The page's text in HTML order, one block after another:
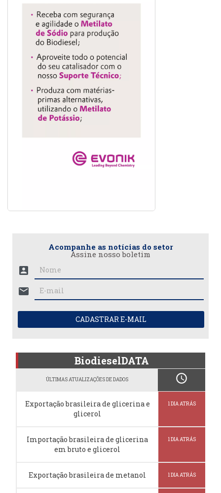
Acompanhe as notícias do setor
Assine nosso boletim
account_box
mail
CADASTRAR E-MAIL
BiodieselDATA
ÚLTIMAS ATUALIZAÇÕES DE DADOS schedule
Exportação brasileira de glicerina e
glicerol
1 DIA ATRÁS
Importação brasileira de glicerina
em bruto e glicerol
1 DIA ATRÁS
Exportação brasileira de metanol 1 DIA ATRÁS